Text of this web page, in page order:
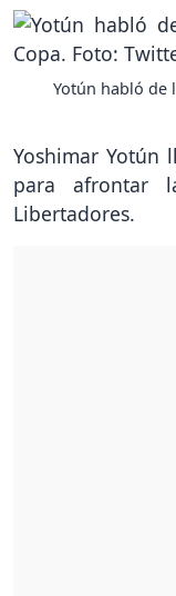
Yotún habló de
Yoshimar Yotún
para afrontar
Libertadores.